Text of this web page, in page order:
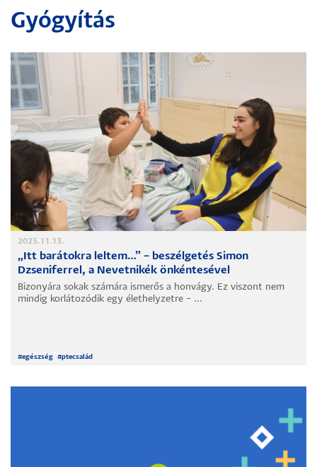
Gyógyítás
2025.11.13.
„Itt barátokra leltem…” – beszélgetés Simon
Dzseniferrel, a Nevetnikék önkéntesével
Bizonyára sokak számára ismerős a honvágy. Ez viszont nem
mindig korlátozódik egy élethelyzetre – ...
#egészség #ptecsalád